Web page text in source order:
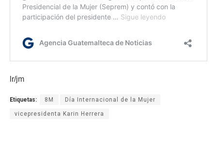
lr/jm
Etiquetas: 8M Día Internacional de la Mujer
vicepresidenta Karin Herrera